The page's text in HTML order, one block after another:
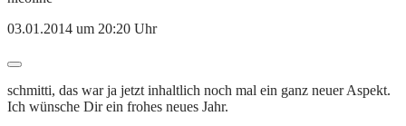
03.01.2014 um 20:20 Uhr
schmitti, das war ja jetzt inhaltlich noch mal ein ganz neuer Aspekt.
Ich wünsche Dir ein frohes neues Jahr.